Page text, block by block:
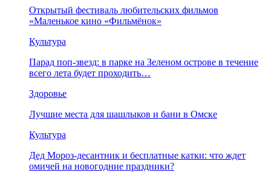
Открытый фестиваль любительских фильмов
«Маленькое кино «Фильмёнок»
Культура
Парад поп-звезд: в парке на Зеленом острове в течение
всего лета будет проходить…
Здоровье
Лучшие места для шашлыков и бани в Омске
Культура
Дед Мороз-десантник и бесплатные катки: что ждет
омичей на новогодние праздники?